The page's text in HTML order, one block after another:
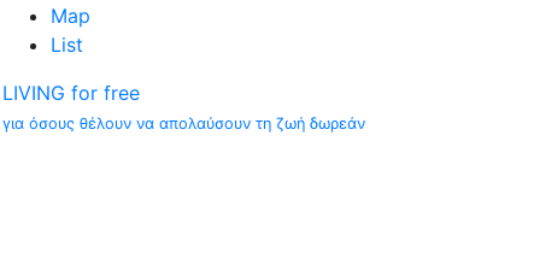
Map
List
LIVING for free
για όσους θέλουν να απολαύσουν τη ζωή δωρεάν